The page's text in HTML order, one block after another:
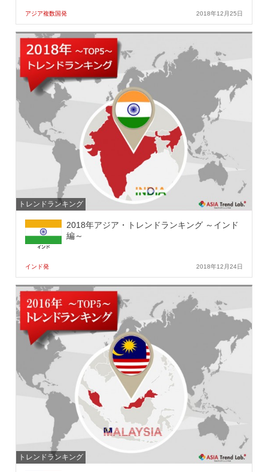
アジア複数国発 2018年12月25日
トレンドランキング
2018年アジア・トレンドランキング ～インド
編～
インド発 2018年12月24日
トレンドランキング